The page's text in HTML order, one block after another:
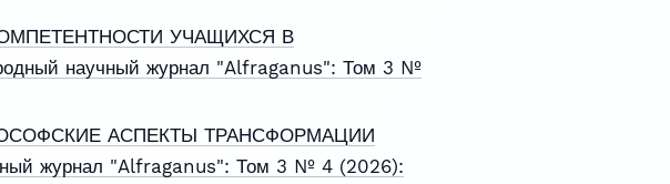
УЧАЩИХСЯ В
научный журнал "Alfraganus": Том 3 №
АСПЕКТЫ ТРАНСФОРМАЦИИ
журнал "Alfraganus": Том 3 № 4 (2026):